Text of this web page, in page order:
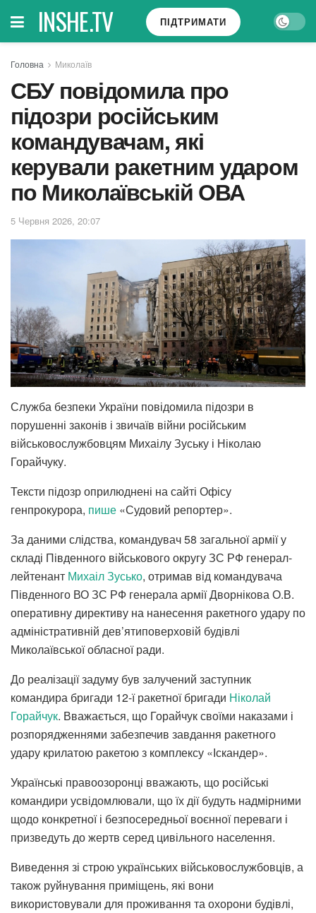
INSHE.TV ПІДТРИМАТИ
Головна Миколаїв
СБУ повідомила про
підозри російським
командувачам, які
керували ракетним ударом
по Миколаївській ОВА
5 Червня 2026, 20:07
Служба безпеки України повідомила підозри в
порушенні законів і звичаїв війни російським
військовослужбовцям Михаілу Зуську і Ніколаю
Горайчуку.
Тексти підозр оприлюднені на сайті Офісу
генпрокурора, пише «Судовий репортер».
За даними слідства, командувач 58 загальної армії у
складі Південного військового округу ЗС РФ генерал-
лейтенант Михаіл Зусько, отримав від командувача
Південного ВО ЗС РФ генерала армії Дворнікова О.В.
оперативну директиву на нанесення ракетного удару по
адміністративній дев’ятиповерховій будівлі
Миколаївської обласної ради.
До реалізації задуму був залучений заступник
командира бригади 12-ї ракетної бригади Ніколай
Горайчук. Вважається, що Горайчук своїми наказами і
розпорядженнями забезпечив завдання ракетного
удару крилатою ракетою з комплексу «Іскандер».
Українські правоозоронці вважають, що російські
командири усвідомлювали, що їх дії будуть надмірними
щодо конкретної і безпосередньої воєнної переваги і
призведуть до жертв серед цивільного населення.
Виведення зі строю українських військовослужбовців, а
також руйнування приміщень, які вони
використовували для проживання та охорони будівлі,